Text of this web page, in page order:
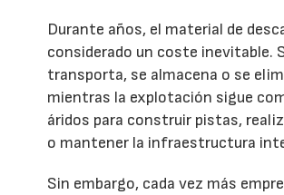
Durante años, el material de
considerado un coste inevitable.
transporta, se almacena o se
mientras la explotación sigue
áridos para construir pistas,
o mantener la infraestructura
Sin embargo, cada vez más